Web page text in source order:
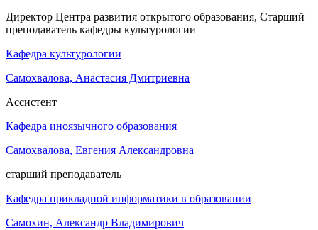
Директор Центра развития открытого образования, Старший
преподаватель кафедры культурологии
Кафедра культурологии
Самохвалова, Анастасия Дмитриевна
Ассистент
Кафедра иноязычного образования
Самохвалова, Евгения Александровна
старший преподаватель
Кафедра прикладной информатики в образовании
Самохин, Александр Владимирович